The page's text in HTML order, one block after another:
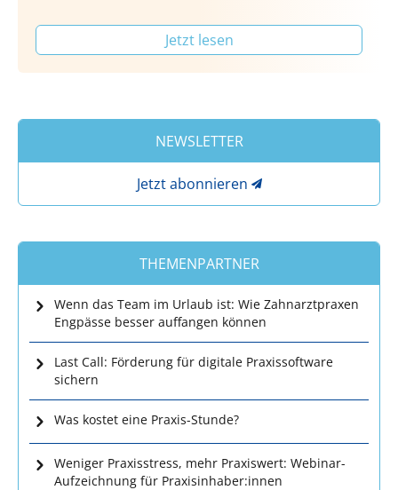
Jetzt lesen
NEWSLETTER
Jetzt abonnieren
THEMENPARTNER
Wenn das Team im Urlaub ist: Wie Zahnarztpraxen
Engpässe besser auffangen können
Last Call: Förderung für digitale Praxissoftware
sichern
Was kostet eine Praxis-Stunde?
Weniger Praxisstress, mehr Praxiswert: Webinar-
Aufzeichnung für Praxisinhaber:innen